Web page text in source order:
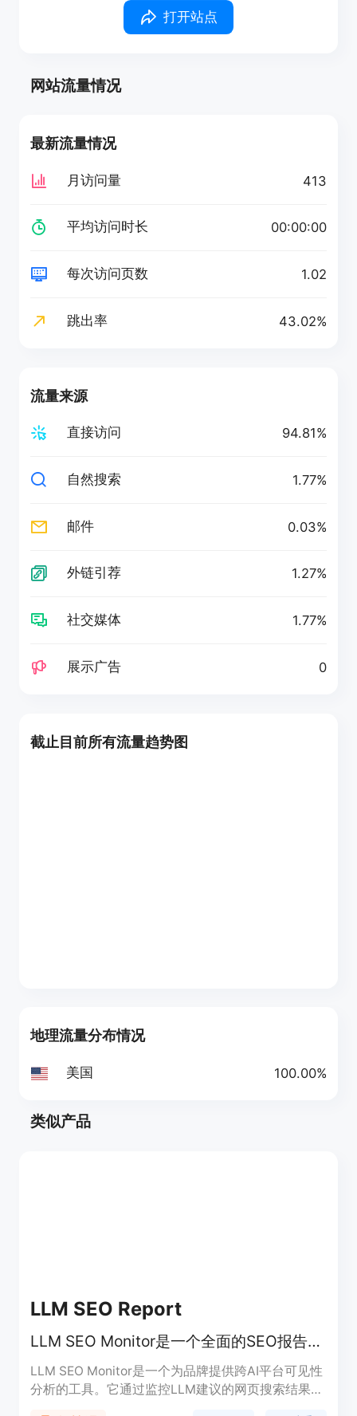
打开站点
网站流量情况
最新流量情况
月访问量 413
平均访问时长 00:00:00
每次访问页数 1.02
跳出率 43.02%
流量来源
直接访问 94.81%
自然搜索 1.77%
邮件 0.03%
外链引荐 1.27%
社交媒体 1.77%
展示广告 0
截止目前所有流量趋势图
地理流量分布情况
美国 100.00%
类似产品
LLM SEO Report
LLM SEO Monitor是一个全面的SEO报告生成工具，帮助您分析品牌在AI助手中的可见性。
LLM SEO Monitor是一个为品牌提供跨AI平台可见性
分析的工具。它通过监控LLM建议的网页搜索结果来